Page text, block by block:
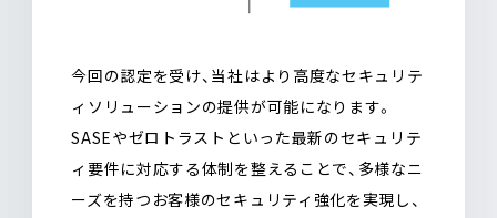
今回の認定を受け、当社はより高度なセキュリテ
ィソリューションの提供が可能になります。
SASEやゼロトラストといった最新のセキュリテ
ィ要件に対応する体制を整えることで、多様なニ
ーズを持つお客様のセキュリティ強化を実現し、